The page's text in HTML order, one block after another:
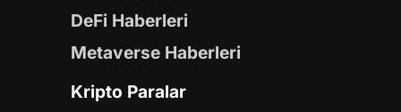
DeFi Haberleri
Metaverse Haberleri
Kripto Paralar